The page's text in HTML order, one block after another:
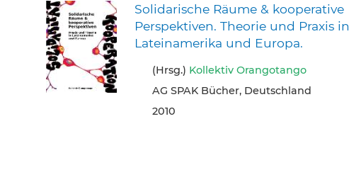
Solidarische Räume & kooperative
Perspektiven. Theorie und Praxis in
Lateinamerika und Europa.
(Hrsg.) Kollektiv Orangotango
AG SPAK Bücher, Deutschland
2010